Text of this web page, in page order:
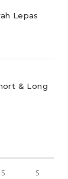
Lepas
& Long
S S